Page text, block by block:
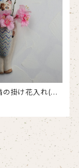
掛け花入れ(シ